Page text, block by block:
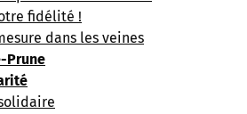
fidélité !
dans les veines
Prune